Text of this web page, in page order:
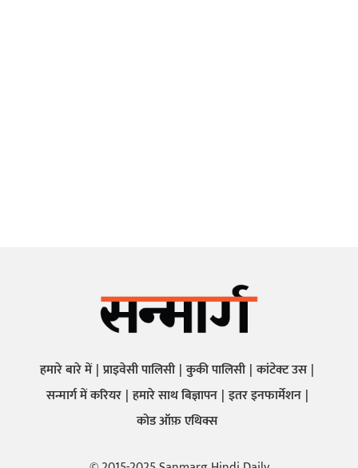
हमारे बारे में प्राइवेसी पालिसी कुकी पालिसी कांटेक्ट उस
सन्मार्ग में करियर हमारे साथ बिज्ञापन इतर इनफार्मेशन
कोड ऑफ़ एथिक्स